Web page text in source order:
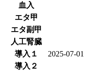
血入
エタ甲
エタ副甲
人工腎臓
導入１
2025-07-01
導入２